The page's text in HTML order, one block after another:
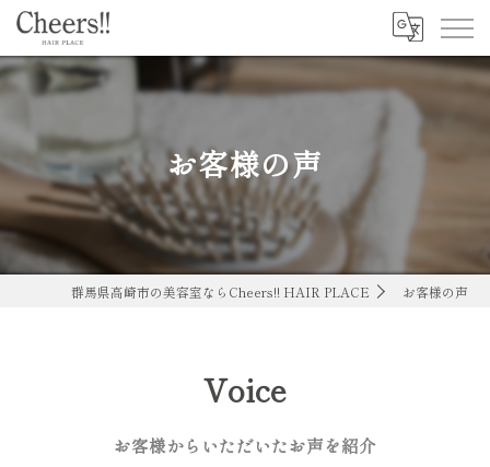
お客様の声
群馬県高崎市の美容室ならCheers!! HAIR PLACE お客様の声
Voice
お客様からいただいたお声を紹介